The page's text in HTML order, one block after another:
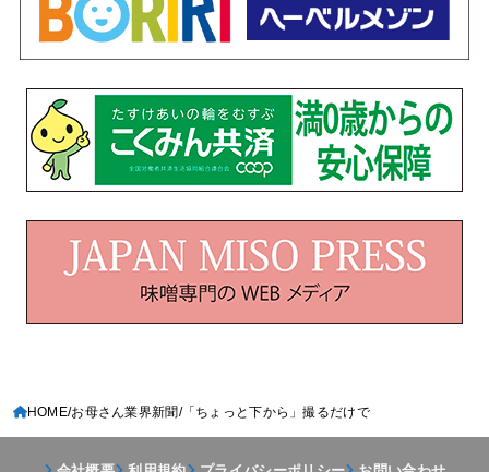
HOME お母さん業界新聞 「ちょっと下から」撮るだけで